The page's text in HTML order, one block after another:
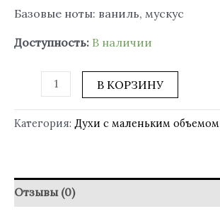
Базовые ноты: ваниль, мускус
Доступность: В наличии
В КОРЗИНУ
Категория: Духи с маленьким объемом
Отзывы (0)